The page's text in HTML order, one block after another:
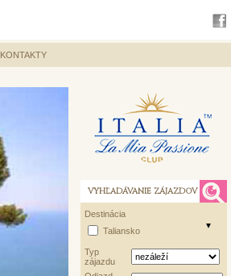
KONTAKTY
VYHĽADÁVANIE ZÁJAZDOV
Destinácia
Taliansko
Typ
zájazdu